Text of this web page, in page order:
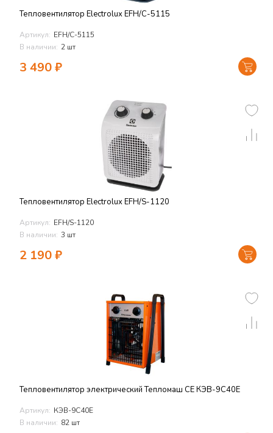
Тепловентилятор Electrolux EFH/C-5115
Артикул: EFH/C-5115
В наличии: 2 шт
3 490₽
Тепловентилятор Electrolux EFH/S-1120
Артикул: EFH/S-1120
В наличии: 3 шт
2 190₽
Тепловентилятор электрический Тепломаш СЕ КЭВ-9С40Е
Артикул: КЭВ-9С40Е
В наличии: 82 шт